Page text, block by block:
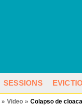
SESSIONS
» Video » Colapso de